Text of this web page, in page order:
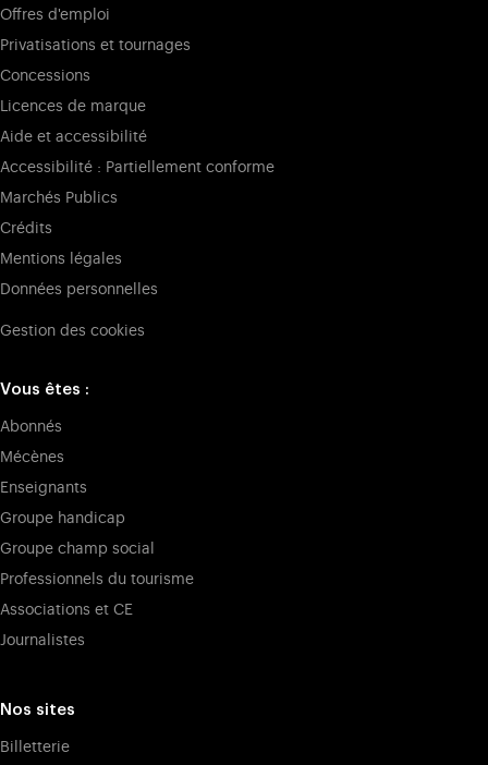
Offres d'emploi
Privatisations et tournages
Concessions
Licences de marque
Aide et accessibilité
Accessibilité : Partiellement conforme
Marchés Publics
Crédits
Mentions légales
Données personnelles
Gestion des cookies
Vous êtes :
Abonnés
Mécènes
Enseignants
Groupe handicap
Groupe champ social
Professionnels du tourisme
Associations et CE
Journalistes
Nos sites
Billetterie